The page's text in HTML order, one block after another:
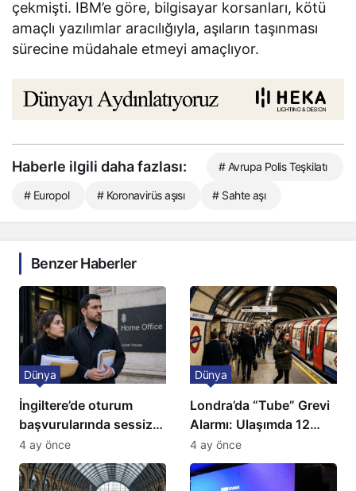
çekmişti. IBM’e göre, bilgisayar korsanları, kötü
amaçlı yazılımlar aracılığıyla, aşıların taşınması
sürecine müdahale etmeyi amaçlıyor.
Haberle ilgili daha fazlası: # Avrupa Polis Teşkilatı
# Europol # Koronavirüs aşısı # Sahte aşı
Benzer Haberler
İngiltere’de oturum
başvurularında sessiz
kriz: Büyükelçilikten
açıklama!
Dünya
4 ay önce
Londra’da “Tube” Grevi
Alarmı: Ulaşımda 12
Günlük Kaos Kapıda
Dünya
4 ay önce